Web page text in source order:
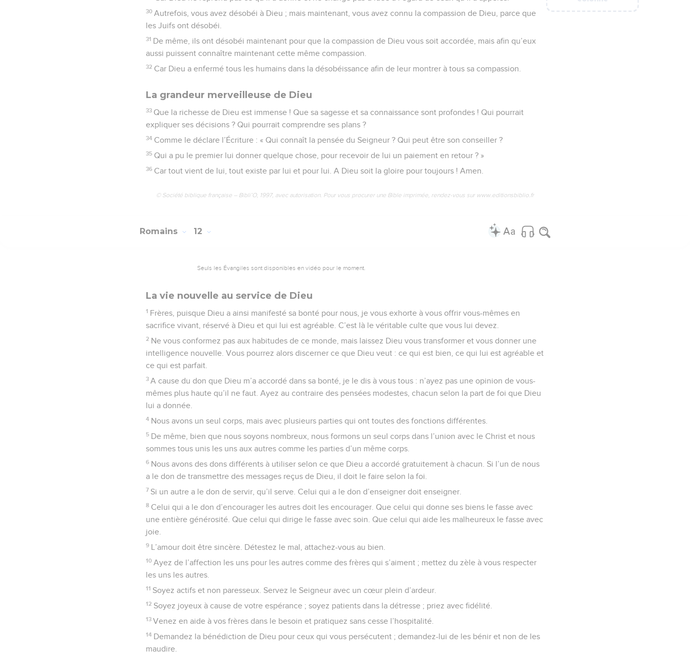
30 Autrefois, vous avez désobéi à Dieu ; mais maintenant, vous avez connu la compassion de Dieu, parce que
les Juifs ont désobéi.
31 De même, ils ont désobéi maintenant pour que la compassion de Dieu vous soit accordée, mais afin qu’eux
aussi puissent connaître maintenant cette même compassion.
32 Car Dieu a enfermé tous les humains dans la désobéissance afin de leur montrer à tous sa compassion.
La grandeur merveilleuse de Dieu
33 Que la richesse de Dieu est immense ! Que sa sagesse et sa connaissance sont profondes ! Qui pourrait
expliquer ses décisions ? Qui pourrait comprendre ses plans ?
34 Comme le déclare l’Écriture : « Qui connaît la pensée du Seigneur ? Qui peut être son conseiller ?
35 Qui a pu le premier lui donner quelque chose, pour recevoir de lui un paiement en retour ? »
36 Car tout vient de lui, tout existe par lui et pour lui. A Dieu soit la gloire pour toujours ! Amen.
© Société biblique française – Bibli’O, 1997, avec autorisation. Pour vous procurer une Bible imprimée, rendez-vous sur www.editionsbiblio.fr
Romains 12
Seuls les Évangiles sont disponibles en vidéo pour le moment.
La vie nouvelle au service de Dieu
1 Frères, puisque Dieu a ainsi manifesté sa bonté pour nous, je vous exhorte à vous offrir vous-mêmes en
sacrifice vivant, réservé à Dieu et qui lui est agréable. C’est là le véritable culte que vous lui devez.
2 Ne vous conformez pas aux habitudes de ce monde, mais laissez Dieu vous transformer et vous donner une
intelligence nouvelle. Vous pourrez alors discerner ce que Dieu veut : ce qui est bien, ce qui lui est agréable et
ce qui est parfait.
3 A cause du don que Dieu m’a accordé dans sa bonté, je le dis à vous tous : n’ayez pas une opinion de vous-
mêmes plus haute qu’il ne faut. Ayez au contraire des pensées modestes, chacun selon la part de foi que Dieu
lui a donnée.
4 Nous avons un seul corps, mais avec plusieurs parties qui ont toutes des fonctions différentes.
5 De même, bien que nous soyons nombreux, nous formons un seul corps dans l’union avec le Christ et nous
sommes tous unis les uns aux autres comme les parties d’un même corps.
6 Nous avons des dons différents à utiliser selon ce que Dieu a accordé gratuitement à chacun. Si l’un de nous
a le don de transmettre des messages reçus de Dieu, il doit le faire selon la foi.
7 Si un autre a le don de servir, qu’il serve. Celui qui a le don d’enseigner doit enseigner.
8 Celui qui a le don d’encourager les autres doit les encourager. Que celui qui donne ses biens le fasse avec
une entière générosité. Que celui qui dirige le fasse avec soin. Que celui qui aide les malheureux le fasse avec
joie.
9 L’amour doit être sincère. Détestez le mal, attachez-vous au bien.
10 Ayez de l’affection les uns pour les autres comme des frères qui s’aiment ; mettez du zèle à vous respecter
les uns les autres.
11 Soyez actifs et non paresseux. Servez le Seigneur avec un cœur plein d’ardeur.
12 Soyez joyeux à cause de votre espérance ; soyez patients dans la détresse ; priez avec fidélité.
13 Venez en aide à vos frères dans le besoin et pratiquez sans cesse l’hospitalité.
14 Demandez la bénédiction de Dieu pour ceux qui vous persécutent ; demandez-lui de les bénir et non de les
maudire.